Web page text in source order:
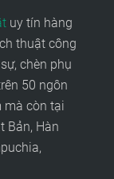
uy tín hàng
thuật công
chèn phụ
50 ngôn
mà còn tại
Bản, Hàn